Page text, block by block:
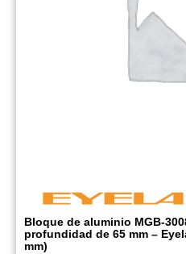
Bloque de aluminio MGB-
profundidad de 65 mm –
mm)